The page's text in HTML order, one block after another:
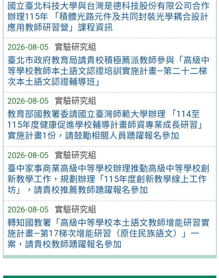
國立臺北科技大學與台灣是德科技股份有限公司合作
辦理115年 「積體光路元件及共同封裝光學耦合設計
應用教師研習營」課程資訊
2026-08-05
實驗研究組
臺北市政府教育局請貴校積極薦派教師參與「高級中
等學校教師本土語文認證培訓實施計畫—第二十二梯
次本土語文認證輔導班」
2026-08-05
實驗研究組
教育部國教署委請國立臺灣師範大學辦理 「114至
115年度健康促進學校輔導計畫師資專業成長研習」
實施計畫1份，請鼓勵相關人員踴躍報名參加
2026-08-05
實驗研究組
臺中家事商業高級中等學校辦理推動高級中等學校創
新教學工作，規劃辦理「115年度創新教學線上工作
坊」，請貴校推薦教師踴躍報名參加
2026-08-05
實驗研究組
轉知國教署「高級中等學校本土語文教師增能研習實
施計畫—第17梯次增能研習（原住民族語文）」一
案，請貴校教師踴躍報名參加